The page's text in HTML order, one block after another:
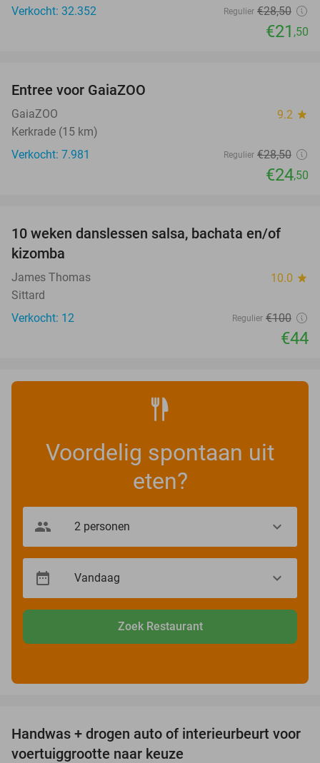
Verkocht: 32.352
Regulier €28,50
€21 ,50
Entree voor GaiaZOO
GaiaZOO 9.2 star
Kerkrade (15 km)
Verkocht: 7.981
Regulier €28,50
€24,50
56%
10 weken danslessen salsa, bachata en/of
kizomba
James Thomas 10.0 star
Sittard
Verkocht: 12
Regulier €100
€44
Voordelig spontaan uit
eten?
Zoek Restaurant
53%
Handwas + drogen auto of interieurbeurt voor
voertuiggrootte naar keuze